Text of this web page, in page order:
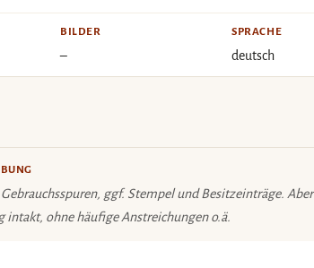
BILDER
–
SPRACHE
deutsch
ggf. Stempel und Besitzeinträge. Aber
intakt, ohne häufige Anstreichungen o.ä.